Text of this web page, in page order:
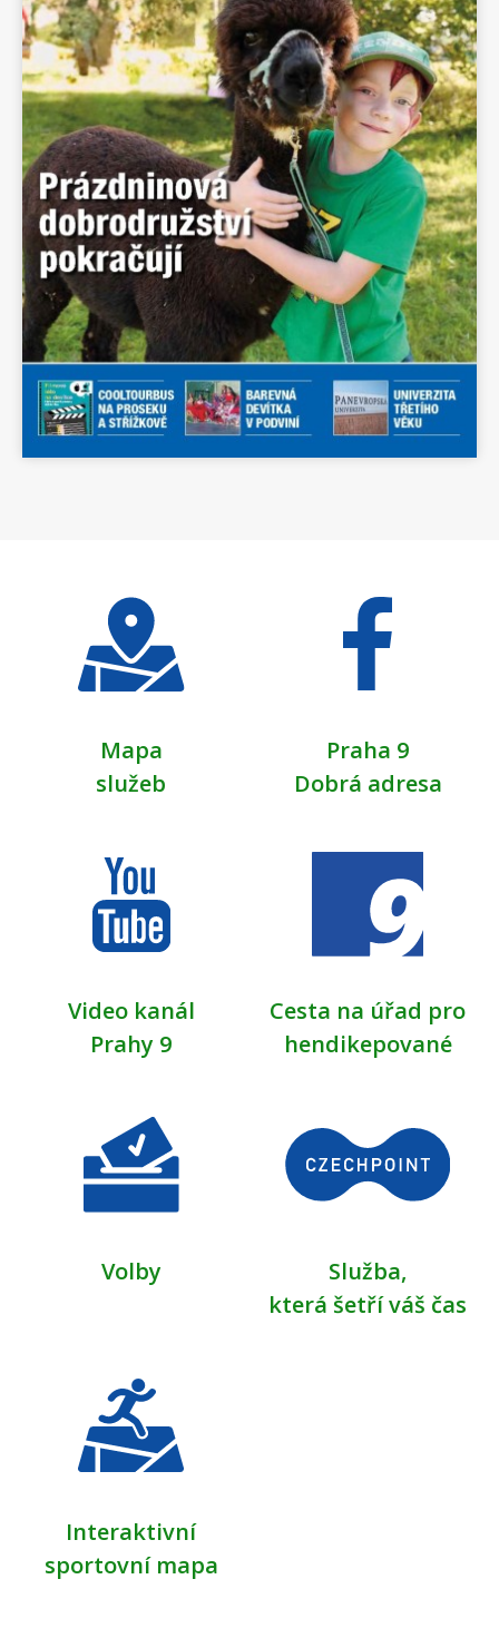
Celý den
OTEVŘENÁ ŠKOLNÍ
HŘIŠTĚ PRO VEŘEJNOST
2026
2. dubna 2026
čtvrtek
Celý den
OTEVŘENÁ ŠKOLNÍ
HŘIŠTĚ PRO VEŘEJNOST
2026
3. dubna 2026
pátek
Celý den
OTEVŘENÁ ŠKOLNÍ
HŘIŠTĚ PRO VEŘEJNOST
2026
4. dubna 2026
sobota
Celý den
OTEVŘENÁ ŠKOLNÍ
6. dubna 2026
pondělí
Celý den
OTEVŘENÁ ŠKOLNÍ
7. dubna 2026
úterý
Celý den
OTEVŘENÁ ŠKOLNÍ
8. dubna 2026
středa
čtvrtek
HŘIŠTĚ PRO VEŘEJNOST
Celý den
Celý den
HŘIŠTĚ PRO VEŘEJNOST
Mapa
služeb
Praha 9
Dobrá adresa
Video kanál
Prahy 9
Cesta na úřad pro
hendikepované
Volby
Služba,
která šetří váš čas
Interaktivní
sportovní mapa